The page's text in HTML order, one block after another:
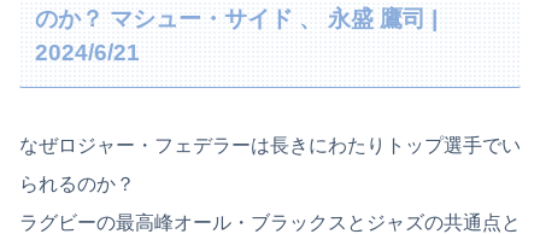
のか？ マシュー・サイド 、 永盛 鷹司 |
2024/6/21
なぜロジャー・フェデラーは長きにわたりトップ選手でい
られるのか？
ラグビーの最高峰オール・ブラックスとジャズの共通点と